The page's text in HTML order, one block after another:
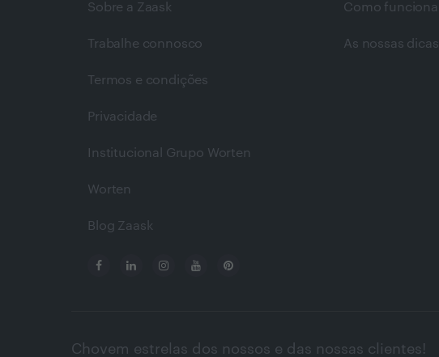
Sobre a Zaask
Trabalhe connosco
Termos e condições
Privacidade
Institucional Grupo Worten
Worten
Blog Zaask
Como funciona
As nossas dicas
Chovem estrelas dos nossos e das nossas clientes!